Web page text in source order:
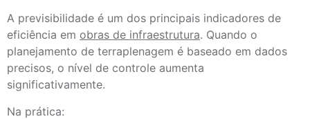
A previsibilidade é um dos principais indicadores de
eficiência em obras de infraestrutura. Quando o
planejamento de terraplenagem é baseado em dados
precisos, o nível de controle aumenta
significativamente.
Na prática: